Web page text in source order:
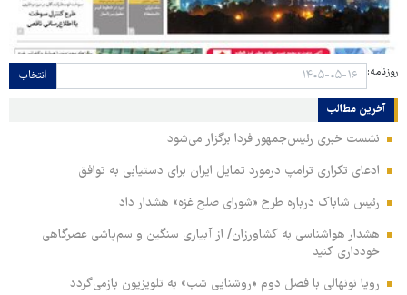
روزنامه: انتخاب
آخرین مطالب
نشست خبری رئیس‌جمهور فردا برگزار می‌شود
ادعای تکراری ترامپ درمورد تمایل ایران برای دستیابی به توافق
رئیس شاباک درباره طرح «شورای صلح غزه» هشدار داد
هشدار هواشناسی به کشاورزان/ از آبیاری سنگین و سم‌پاشی عصرگاهی
خودداری کنید
رویا نونهالی با فصل دوم «روشنایی شب» به تلویزیون بازمی‌گردد